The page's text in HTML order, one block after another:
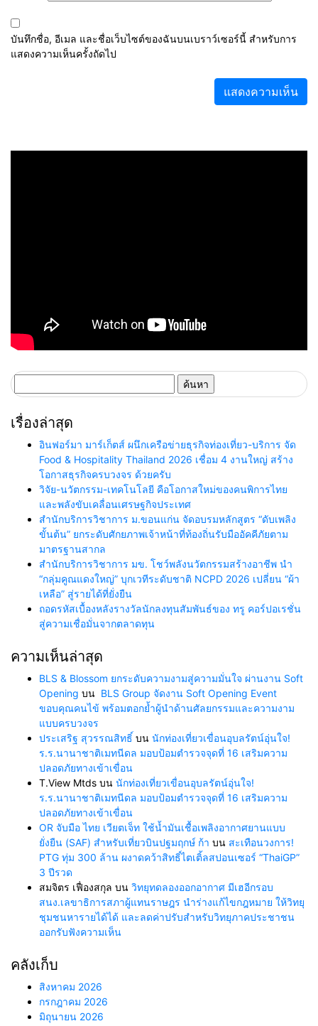
บันทึกชื่อ, อีเมล และชื่อเว็บไซต์ของฉันบนเบราว์เซอร์นี้ สำหรับการ
แสดงความเห็นครั้งถัดไป
สำหรับ:
เรื่องล่าสุด
อินฟอร์มา มาร์เก็ตส์ ผนึกเครือข่ายธุรกิจท่องเที่ยว-บริการ จัด
Food & Hospitality Thailand 2026 เชื่อม 4 งานใหญ่ สร้าง
โอกาสธุรกิจครบวงจร ด้วยครับ
วิจัย-นวัตกรรม-เทคโนโลยี คือโอกาสใหม่ของคนพิการไทย
และพลังขับเคลื่อนเศรษฐกิจประเทศ
สำนักบริการวิชาการ ม.ขอนแก่น จัดอบรมหลักสูตร “ดับเพลิง
ขั้นต้น” ยกระดับศักยภาพเจ้าหน้าที่ท้องถิ่นรับมืออัคคีภัยตาม
มาตรฐานสากล
สำนักบริการวิชาการ มข. โชว์พลังนวัตกรรมสร้างอาชีพ นำ
“กลุ่มคูณแดงใหญ่” บุกเวทีระดับชาติ NCPD 2026 เปลี่ยน “ผ้า
เหลือ” สู่รายได้ที่ยั่งยืน
ถอดรหัสเบื้องหลังรางวัลนักลงทุนสัมพันธ์ของ ทรู คอร์ปอเรชั่น
สู่ความเชื่อมั่นจากตลาดทุน
ความเห็นล่าสุด
BLS & Blossom ยกระดับความงามสู่ความมั่นใจ ผ่านงาน Soft
Opening บน BLS Group จัดงาน Soft Opening Event
ขอบคุณคนไข้ พร้อมตอกย้ำผู้นำด้านศัลยกรรมและความงาม
แบบครบวงจร
ประเสริฐ สุวรรณสิทธิ์ บน นักท่องเที่ยวเขื่อนอุบลรัตน์อุ่นใจ!
ร.ร.นานาชาติเมทนีดล มอบป้อมตำรวจจุดที่ 16 เสริมความ
ปลอดภัยทางเข้าเขื่อน
T.View Mtds บน นักท่องเที่ยวเขื่อนอุบลรัตน์อุ่นใจ!
ร.ร.นานาชาติเมทนีดล มอบป้อมตำรวจจุดที่ 16 เสริมความ
ปลอดภัยทางเข้าเขื่อน
OR จับมือ ไทย เวียตเจ็ท ใช้น้ำมันเชื้อเพลิงอากาศยานแบบ
ยั่งยืน (SAF) สำหรับเที่ยวบินปฐมฤกษ์ ก้า บน สะเทือนวงการ!
PTG ทุ่ม 300 ล้าน ผงาดคว้าสิทธิ์ไตเติ้ลสปอนเซอร์ “ThaiGP”
3 ปีรวด
สมจิตร เฟื่องสกุล บน วิทยุทดลองออกอากาศ มีเฮอีกรอบ
สนง.เลขาธิการสภาผู้แทนราษฎร นำร่างแก้ไขกฎหมาย ให้วิทยุ
ชุมชนหารายได้ได้ และลดค่าปรับสำหรับวิทยุภาคประชาชน
ออกรับฟังความเห็น
คลังเก็บ
สิงหาคม 2026
กรกฎาคม 2026
มิถุนายน 2026